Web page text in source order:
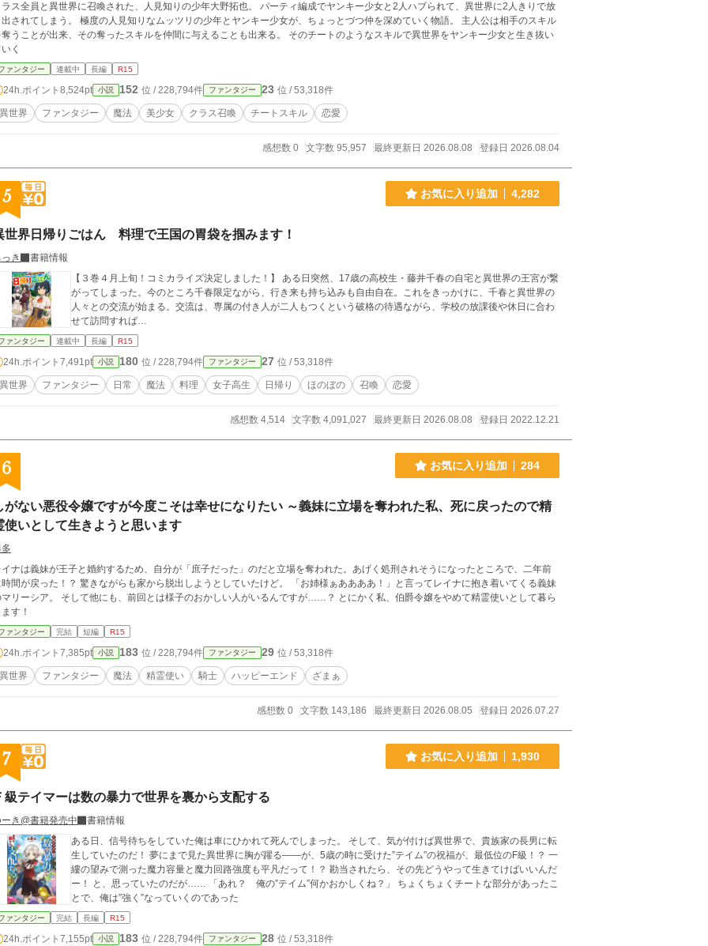
ス全員と異世界に召喚された、人見知りの少年大野拓也。 パーティ編成でヤンキー少女と2人ハブられて、異世界に2人きりで放
されてしまう。 極度の人見知りなムッツリの少年とヤンキー少女が、ちょっとづつ仲を深めていく物語。 主人公は相手のスキル
うことが出来、その奪ったスキルを仲間に与えることも出来る。 そのチートのようなスキルで異世界をヤンキー少女と生き抜い
く
ァンタジー 連載中 長編 R15
24h.ポイント 8,524pt 小説 152 位 / 228,794件 ファンタジー 23 位 / 53,318件
異世界 ファンタジー 魔法 美少女 クラス召喚 チートスキル 恋愛
感想数 0 文字数 95,957 最終更新日 2026.08.08 登録日 2026.08.04
5 お気に入り追加 4,282
世界日帰りごはん 料理で王国の胃袋を掴みます！
き
書籍情報
【３巻４月上旬！コミカライズ決定しました！】 ある日突然、17歳の高校生・藤井千春の自宅と異世界の王宮が繋
がってしまった。今のところ千春限定ながら、行き来も持ち込みも自由自在。これをきっかけに、千春と異世界の
人々との交流が始まる。交流は、専属の付き人が二人もつくという破格の待遇ながら、学校の放課後や休日に合わ
せて訪問すれば…
ァンタジー 連載中 長編 R15
24h.ポイント 7,491pt 小説 180 位 / 228,794件 ファンタジー 27 位 / 53,318件
異世界 ファンタジー 日常 魔法 料理 女子高生 日帰り ほのぼの 召喚 恋愛
感想数 4,514 文字数 4,091,027 最終更新日 2026.08.08 登録日 2022.12.21
6 お気に入り追加 284
がない悪役令嬢ですが今度こそは幸せになりたい ～義妹に立場を奪われた私、死に戻ったので精
使いとして生きようと思います
ナは義妹が王子と婚約するため、自分が「庶子だった」のだと立場を奪われた。あげく処刑されそうになったところで、二年前
間が戻った！？ 驚きながらも家から脱出しようとしていたけど。 「お姉様ぁああああ！」と言ってレイナに抱き着いてくる義妹
マリーシア。 そして他にも、前回とは様子のおかしい人がいるんですが……？ とにかく私、伯爵令嬢をやめて精霊使いとして暮ら
す！
ァンタジー 完結 短編 R15
24h.ポイント 7,385pt 小説 183 位 / 228,794件 ファンタジー 29 位 / 53,318件
異世界 ファンタジー 魔法 精霊使い 騎士 ハッピーエンド ざまぁ
感想数 0 文字数 143,186 最終更新日 2026.08.05 登録日 2026.07.27
7 お気に入り追加 1,930
級テイマーは数の暴力で世界を裏から支配する
き@書籍発売中
書籍情報
ある日、信号待ちをしていた俺は車にひかれて死んでしまった。 そして、気が付けば異世界で、貴族家の長男に転
生していたのだ！ 夢にまで見た異世界に胸が躍る――が、5歳の時に受けた”テイム”の祝福が、最低位のF級！？ 一
縷の望みで測った魔力容量と魔力回路強度も平凡だって！？ 勘当されたら、その先どうやって生きてけばいいんだ
ー！ と、思っていたのだが…… 「あれ？ 俺の”テイム”何かおかしくね？」 ちょくちょくチートな部分があったこ
とで、俺は”強く”なっていくのであった
ァンタジー 完結 長編 R15
24h.ポイント 7,155pt 小説 183 位 / 228,794件 ファンタジー 28 位 / 53,318件